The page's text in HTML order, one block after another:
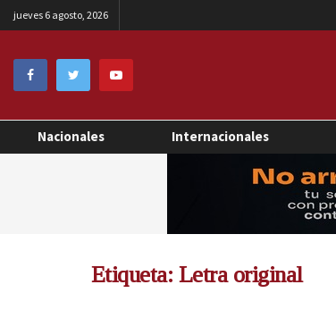
jueves 6 agosto, 2026
Nacionales Internacionales
Etiqueta: Letra original